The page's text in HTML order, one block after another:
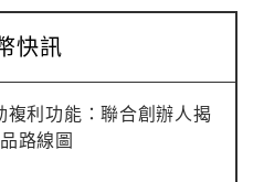
快訊
利功能：聯合創辦人揭
路線圖